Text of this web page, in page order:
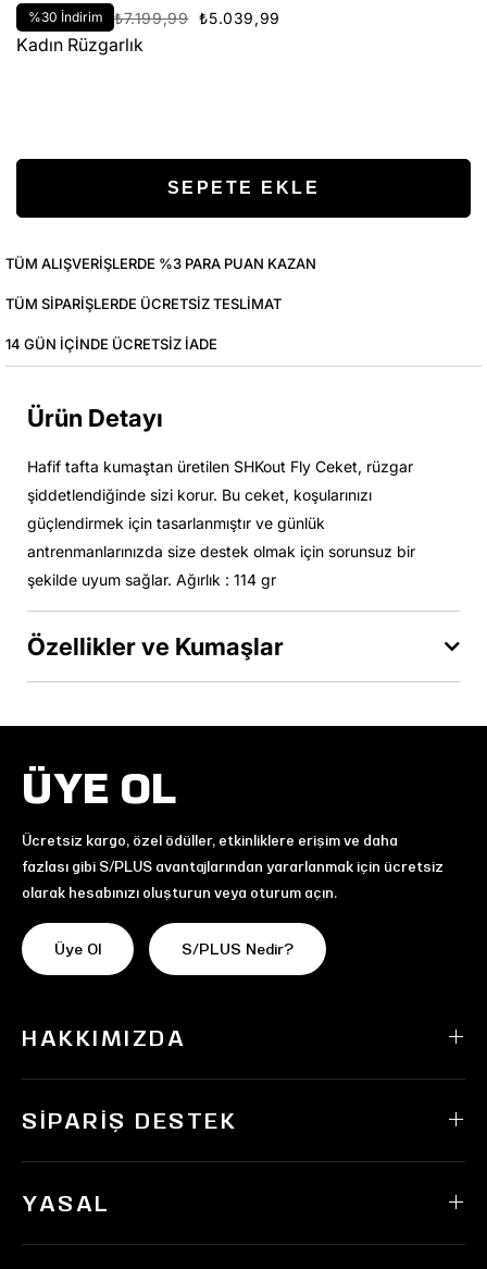
%30 İndirim ₺7.199,99 ₺5.039,99
Kadın Rüzgarlık
TÜM ALIŞVERIŞLERDE %3 PARA PUAN KAZAN
TÜM SIPARIŞLERDE ÜCRETSIZ TESLIMAT
14 GÜN IÇINDE ÜCRETSIZ IADE
Ürün Detayı
Hafif tafta kumaştan üretilen SHKout Fly Ceket, rüzgar
şiddetlendiğinde sizi korur. Bu ceket, koşularınızı
güçlendirmek için tasarlanmıştır ve günlük
antrenmanlarınızda size destek olmak için sorunsuz bir
şekilde uyum sağlar. Ağırlık : 114 gr
Özellikler ve Kumaşlar
ÜYE OL
Ücretsiz kargo, özel ödüller, etkinliklere erişim ve daha
fazlası gibi S/PLUS avantajlarından yararlanmak için ücretsiz
olarak hesabınızı oluşturun veya oturum açın.
Üye Ol S/PLUS Nedir?
HAKKIMIZDA
SIPARIŞ DESTEK
YASAL